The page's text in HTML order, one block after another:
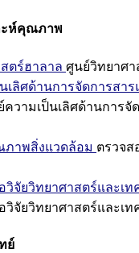
ะห์คุณภาพ
ตร์ฮาลาล ศูนย์วิทยาศา
เลิศด้านการจัดการสาร
ความเป็นเลิศด้านการจั
าพสิ่งแวดล้อม ตรวจ
วิจัยวิทยาศาสตร์และเท
วิจัยวิทยาศาสตร์และเท
ย์